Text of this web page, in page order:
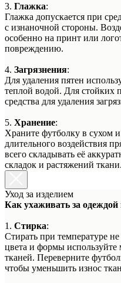
3. Глажка:
Глажка допускается при
с изнаночной стороны.
особенно на принт или
повреждению.
4. Загрязнения:
Для удаления пятен
теплой водой. Для стойких
средства для удаления
5. Хранение:
Храните футболку в сухом
длительного воздействия
всего складывать её
складок и растяжений ткани.
Уход за изделием
Как ухаживать за одеждой
1. Стирка:
Стирать при температуре
цвета и формы
тканей. Переверните
чтобы уменьшить износ